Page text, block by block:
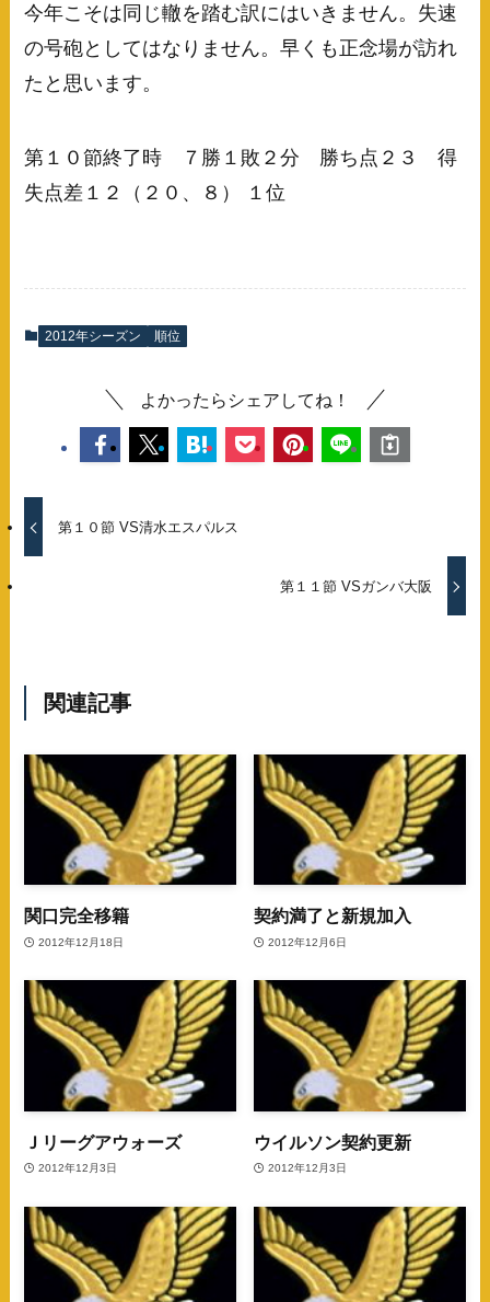
今年こそは同じ轍を踏む訳にはいきません。失速
の号砲としてはなりません。早くも正念場が訪れ
たと思います。
第１０節終了時 ７勝１敗２分 勝ち点２３ 得
失点差１２（２０、８） １位
2012年シーズン 順位
よかったらシェアしてね！
第１０節 VS清水エスパルス
第１１節 VSガンバ大阪
関連記事
関口完全移籍
2012年12月18日
契約満了と新規加入
2012年12月6日
Ｊリーグアウォーズ
2012年12月3日
ウイルソン契約更新
2012年12月3日